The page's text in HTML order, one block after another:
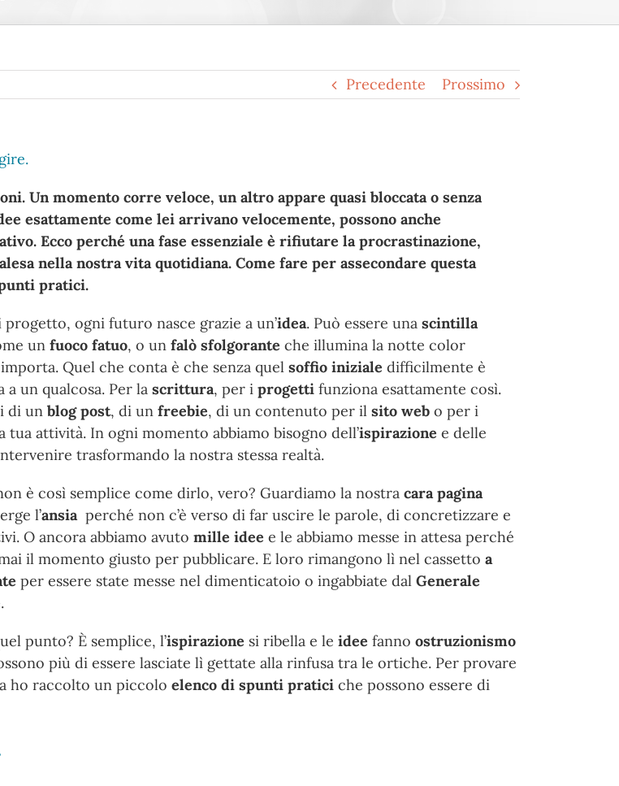
Precedente Prossimo
Un momento corre veloce, un altro appare quasi bloccata o senza
esattamente come lei arrivano velocemente, possono anche
Ecco perché una fase essenziale è rifiutare la procrastinazione,
nella nostra vita quotidiana. Come fare per assecondare questa
pratici.
progetto, ogni futuro nasce grazie a un’idea. Può essere una scintilla
un fuoco fatuo, o un falò sfolgorante che illumina la notte color
Quel che conta è che senza quel soffio iniziale difficilmente è
a un qualcosa. Per la scrittura, per i progetti funziona esattamente così.
di un blog post, di un freebie, di un contenuto per il sito web o per i
tua attività. In ogni momento abbiamo bisogno dell’ispirazione e delle
trasformando la nostra stessa realtà.
è così semplice come dirlo, vero? Guardiamo la nostra cara pagina
l’ansia perché non c’è verso di far uscire le parole, di concretizzare e
O ancora abbiamo avuto mille idee e le abbiamo messe in attesa perché
il momento giusto per pubblicare. E loro rimangono lì nel cassetto a
per essere state messe nel dimenticatoio o ingabbiate dal Generale
.
punto? È semplice, l’ispirazione si ribella e le idee fanno ostruzionismo
più di essere lasciate lì gettate alla rinfusa tra le ortiche. Per provare
ho raccolto un piccolo elenco di spunti pratici che possono essere di